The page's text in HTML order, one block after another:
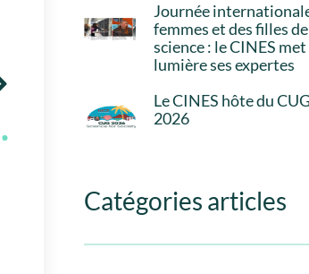
Journée
femmes et des filles de
science : le CINES met
lumière ses expertes
Le CINES hôte du CUG
2026
Catégories articles